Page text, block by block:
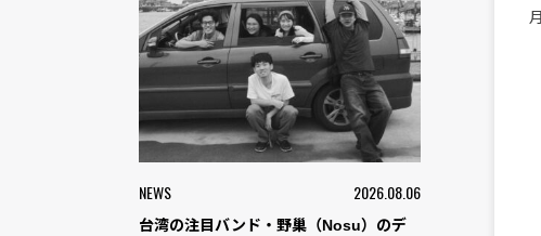
NEWS 2026.08.06
台湾の注目バンド・野巢（Nosu）のデ